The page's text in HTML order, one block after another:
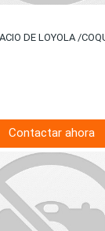
DE LOYOLA /
Contactar ahora